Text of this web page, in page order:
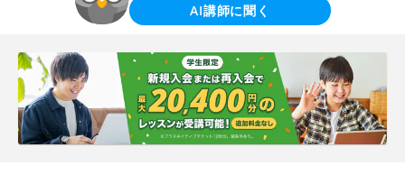
AI講師に聞く